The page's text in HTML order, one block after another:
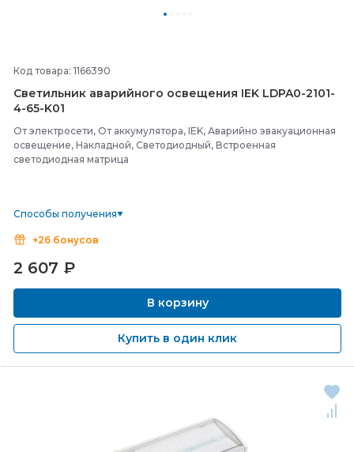
Код товара: 1166390
Светильник аварийного освещения IEK LDPA0-2101-
4-65-K01
От электросети, От аккумулятора, IEK, Аварийно эвакуационная
освещение, Накладной, Светодиодный, Встроенная
светодиодная матрица
Способы получения
+26 бонусов
2 607 ₽
В корзину
Купить в один клик